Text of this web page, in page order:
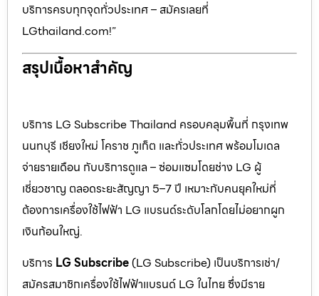
บริการครบทุกจุดทั่วประเทศ – สมัครเลยที่
LGthailand.com!”
สรุปเนื้อหาสำคัญ
บริการ LG Subscribe Thailand ครอบคลุมพื้นที่ กรุงเทพ
นนทบุรี เชียงใหม่ โคราช ภูเก็ต และทั่วประเทศ พร้อมโมเดล
จ่ายรายเดือน กับบริการดูแล – ซ่อมแซมโดยช่าง LG ผู้
เชี่ยวชาญ ตลอดระยะสัญญา 5–7 ปี เหมาะกับคนยุคใหม่ที่
ต้องการเครื่องใช้ไฟฟ้า LG แบรนด์ระดับโลกโดยไม่อยากผูก
เงินก้อนใหญ่.
บริการ LG Subscribe(LG Subscribe) เป็นบริการเช่า/
สมัครสมาชิกเครื่องใช้ไฟฟ้าแบรนด์ LG ในไทย ซึ่งมีราย